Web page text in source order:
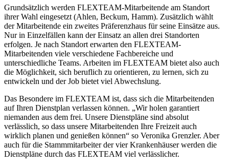
Grundsätzlich werden FLEXTEAM-Mitarbeitende am Standort
ihrer Wahl eingesetzt (Ahlen, Beckum, Hamm). Zusätzlich wählt
der Mitarbeitende ein zweites Präferenzhaus für seine Einsätze aus.
Nur in Einzelfällen kann der Einsatz an allen drei Standorten
erfolgen. Je nach Standort erwarten den FLEXTEAM-
Mitarbeitenden viele verschiedene Fachbereiche und
unterschiedliche Teams. Arbeiten im FLEXTEAM bietet also auch
die Möglichkeit, sich beruflich zu orientieren, zu lernen, sich zu
entwickeln und der Job bietet viel Abwechslung.
Das Besondere im FLEXTEAM ist, dass sich die Mitarbeitenden
auf Ihren Dienstplan verlassen können. „Wir holen garantiert
niemanden aus dem frei. Unsere Dienstpläne sind absolut
verlässlich, so dass unsere Mitarbeitenden Ihre Freizeit auch
wirklich planen und genießen können“ so Veronika Grenzler. Aber
auch für die Stammmitarbeiter der vier Krankenhäuser werden die
Dienstpläne durch das FLEXTEAM viel verlässlicher.